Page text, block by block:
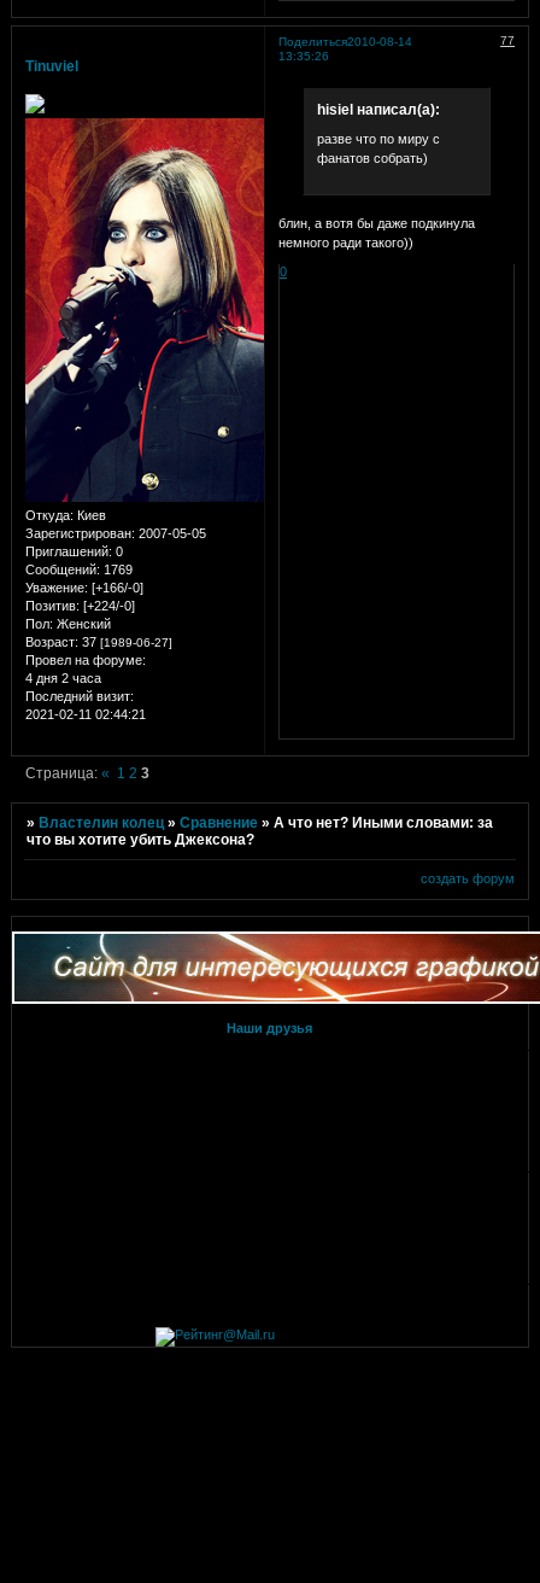
Поделиться 77
2010-08-14
13:35:26
Tinuviel
Откуда: Киев
Зарегистрирован: 2007-05-05
Приглашений: 0
Сообщений: 1769
Уважение: [+166/-0]
Позитив: [+224/-0]
Пол: Женский
Возраст: 37 [1989-06-27]
Провел на форуме:
4 дня 2 часа
Последний визит:
2021-02-11 02:44:21
hisiel написал(а):
разве что по миру с
фанатов собрать)
блин, а вотя бы даже подкинула
немного ради такого))
0
Страница:« 1 2 3
» Властелин колец »Сравнение »А что нет? Иными словами: за
что вы хотите убить Джексона?
создать форум
Наши друзья